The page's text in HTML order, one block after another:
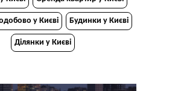
у Києві Будинки у Києві
Ділянки у Києві